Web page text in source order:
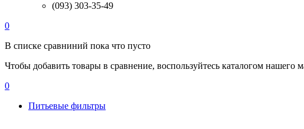
(093) 303-35-49
0
В списке сравниний пока что пусто
Чтобы добавить товары в сравнение, воспользуйтесь каталогом нашего
0
Питьевые фильтры